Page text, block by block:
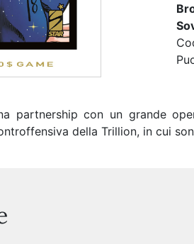
partnership con un grande
della Trillion, in cui